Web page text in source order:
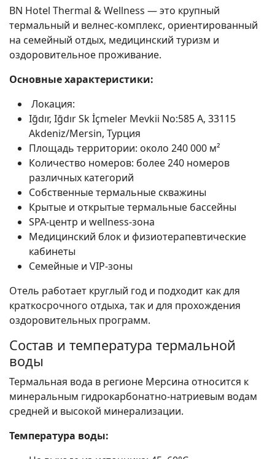
BN Hotel Thermal & Wellness — это крупный
термальный и велнес-комплекс, ориентированный
на семейный отдых, медицинский туризм и
оздоровительное проживание.
Основные характеристики:
Локация:
Iğdır, Iğdır Sk İçmeler Mevkii No:585 A, 33115
Akdeniz/Mersin, Турция
Площадь территории: около 240 000 м²
Количество номеров: более 240 номеров
различных категорий
Собственные термальные скважины
Крытые и открытые термальные бассейны
SPA-центр и wellness-зона
Медицинский блок и физиотерапевтические
кабинеты
Семейные и VIP-зоны
Отель работает круглый год и подходит как для
краткосрочного отдыха, так и для прохождения
оздоровительных программ.
Состав и температура термальной
воды
Термальная вода в регионе Мерсина относится к
минеральным гидрокарбонатно-натриевым водам
средней и высокой минерализации.
Температура воды: